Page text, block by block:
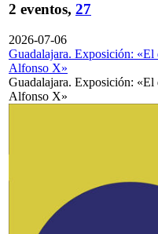
2 eventos, 27
2026-07-06
Guadalajara. Exposición:
Alfonso X»
Guadalajara. Exposición:
Alfonso X»